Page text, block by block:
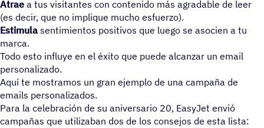
Atrae a tus visitantes con contenido más agradable de leer
(es decir, que no implique mucho esfuerzo).
Estimula sentimientos positivos que luego se asocien a tu
marca.
Todo esto influye en el éxito que puede alcanzar un email
personalizado.
Aquí te mostramos un gran ejemplo de una campaña de
emails personalizados.
Para la celebración de su aniversario 20, EasyJet envió
campañas que utilizaban dos de los consejos de esta lista: